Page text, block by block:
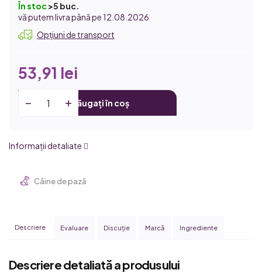
În stoc>5 buc.
12.08.2026
Opțiuni de transport
53,91 lei
Adăugați în coș
Informaţii detaliate
Câine de pază
Descriere Evaluare Discuţie Marcă Ingrediente
Descriere detaliată a produsului